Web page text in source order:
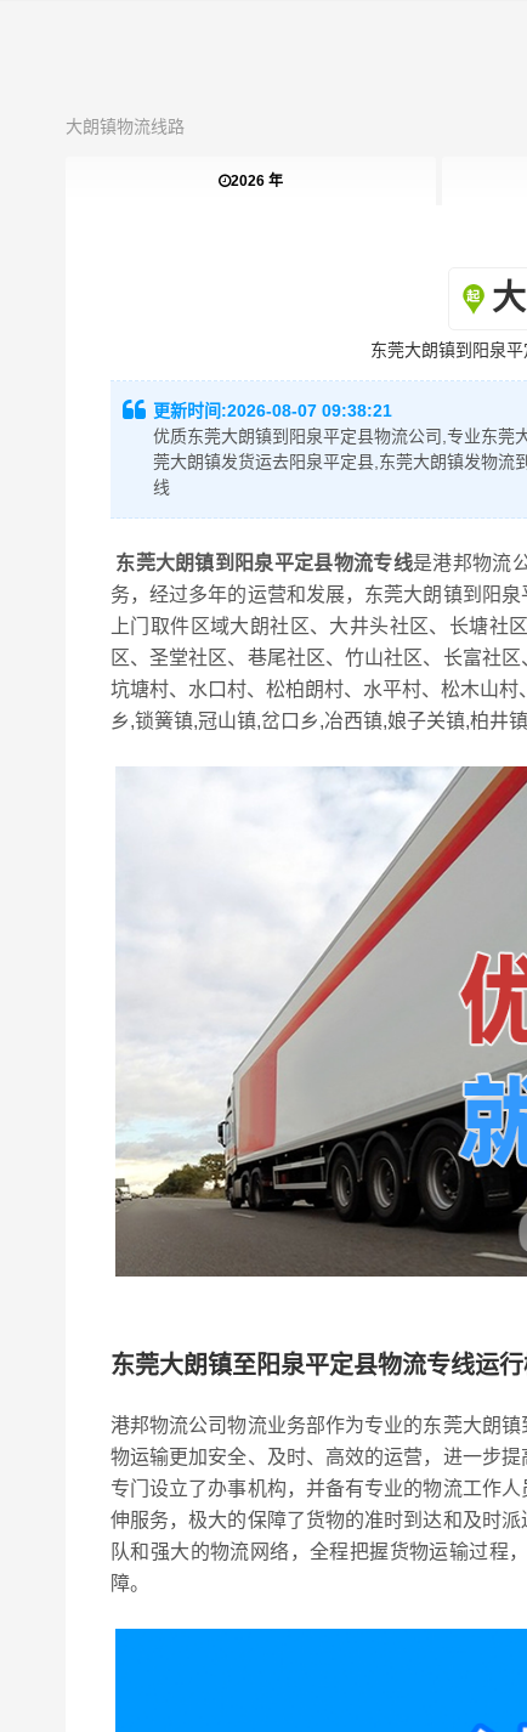
大朗镇物流线路
2026 年
东莞大朗镇到阳泉
更新时间:2026-08-07 09:38:21
优质东莞大朗镇到阳泉平定县物流公司,专业东莞
莞大朗镇发货运去阳泉平定县,东莞大朗镇发物流
线
东莞大朗镇到阳泉平定县物流专线是港邦物流
务，经过多年的运营和发展，东莞大朗镇到阳
上门取件区域大朗社区、大井头社区、长塘
区、圣堂社区、巷尾社区、竹山社区、长富社
坑塘村、水口村、松柏朗村、水平村、松木山
乡,锁簧镇,冠山镇,岔口乡,冶西镇,娘子关镇,柏井镇
东莞大朗镇至阳泉平定县物流专线运
港邦物流公司物流业务部作为专业的东莞大朗
物运输更加安全、及时、高效的运营，进一步
专门设立了办事机构，并备有专业的物流工作
伸服务，极大的保障了货物的准时到达和及时
队和强大的物流网络，全程把握货物运输过程
障。